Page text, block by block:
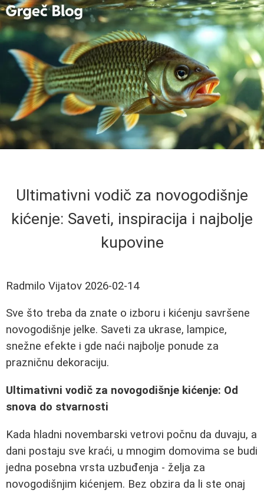
Ultimativni vodič za novogodišnje
kićenje: Saveti, inspiracija i najbolje
kupovine
Radmilo Vijatov 2026-02-14
Sve što treba da znate o izboru i kićenju savršene
novogodišnje jelke. Saveti za ukrase, lampice,
snežne efekte i gde naći najbolje ponude za
prazničnu dekoraciju.
Ultimativni vodič za novogodišnje kićenje: Od
snova do stvarnosti
Kada hladni novembarski vetrovi počnu da duvaju, a
dani postaju sve kraći, u mnogim domovima se budi
jedna posebna vrsta uzbuđenja - želja za
novogodišnjim kićenjem. Bez obzira da li ste onaj